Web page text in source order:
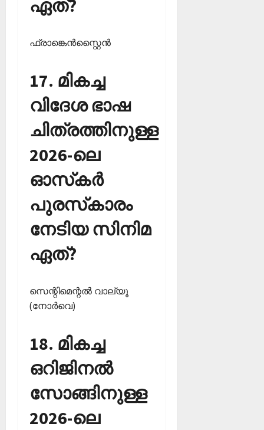
ഏത്?
ഫ്രാങ്കെന്‍സ്റ്റൈന്‍
17. മികച്ച
വിദേശ ഭാഷ
ചിത്രത്തിനുള്ള
2026-ലെ
ഓസ്‌കര്‍
പുരസ്‌കാരം
നേടിയ സിനിമ
ഏത്?
സെന്റിമെന്റല്‍ വാല്യൂ
(നോര്‍വെ)
18. മികച്ച
ഒറിജിനല്‍
സോങ്ങിനുള്ള
2026-ലെ